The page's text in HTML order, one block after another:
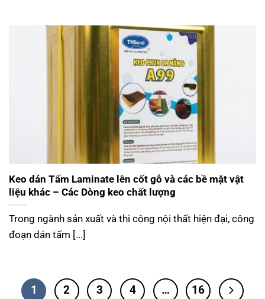
Keo dán Tấm Laminate lên cốt gỗ và các bề mặt vật
liệu khác – Các Dòng keo chất lượng
Trong ngành sản xuất và thi công nội thất hiện đại, công
đoạn dán tấm [...]
1 2 3 4 … 16